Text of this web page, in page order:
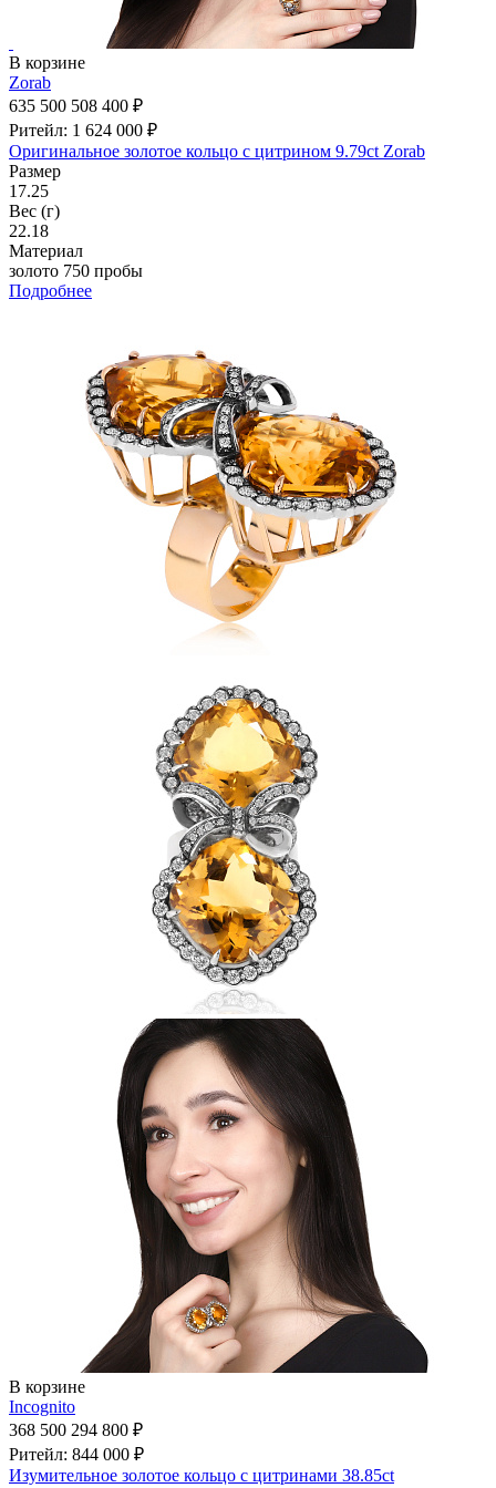
В корзине
Zorab
635 500 508 400 ₽
Ритейл: 1 624 000 ₽
Оригинальное золотое кольцо с цитрином 9.79ct Zorab
Размер
17.25
Вес (г)
22.18
Материал
золото 750 пробы
Подробнее
В корзине
Incognito
368 500 294 800 ₽
Ритейл: 844 000 ₽
Изумительное золотое кольцо с цитринами 38.85ct